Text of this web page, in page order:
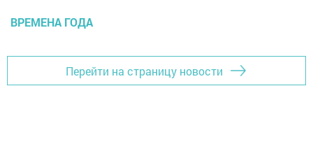
ВРЕМЕНА ГОДА
Перейти на страницу новости